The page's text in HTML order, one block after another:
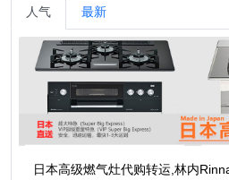
人气 最新
日本高级燃气灶代购转运,林内